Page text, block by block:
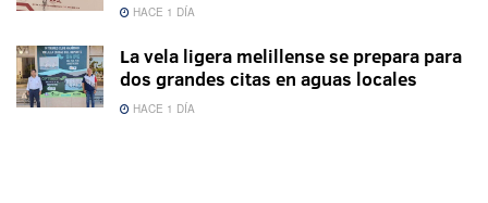
HACE 1 DÍA
La vela ligera melillense se prepara para
dos grandes citas en aguas locales
HACE 1 DÍA